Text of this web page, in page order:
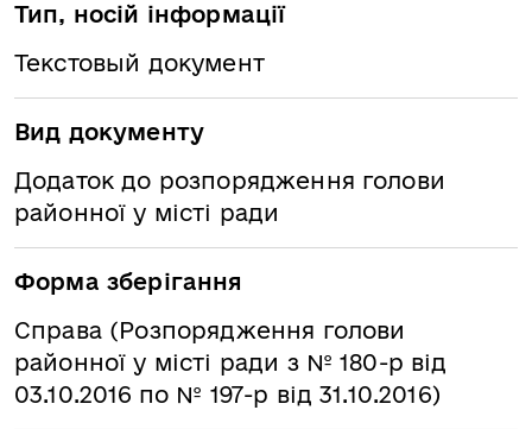
Тип, носій інформації
Текстовый документ
Вид документу
Додаток до розпорядження голови
районної у місті ради
Форма зберігання
Справа (Розпорядження голови
районної у місті ради з № 180-р від
03.10.2016 по № 197-р від 31.10.2016)